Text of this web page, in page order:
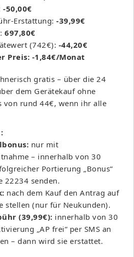
-50,00€
Erstattung: -39,99€
697,80€
(742€): -44,20€
Preis: -1,84€/Monat
gratis – über die 24
dem Gerätekauf ohne
von rund 44€, wenn ihr alle
nur mit
– innerhalb von 30
Portierung „Bonus“
22234 senden.
nach dem Kauf den Antrag auf
stellen (nur für Neukunden).
(39,99€): innerhalb von 30
„AP frei“ per SMS an
– dann wird sie erstattet.